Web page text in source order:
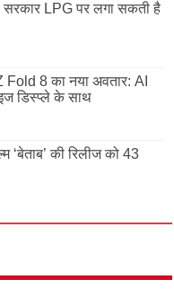
सरकार LPG पर लगा सकती है
8 का नया अवतार: AI
डिस्प्ले के साथ
की रिलीज को 43